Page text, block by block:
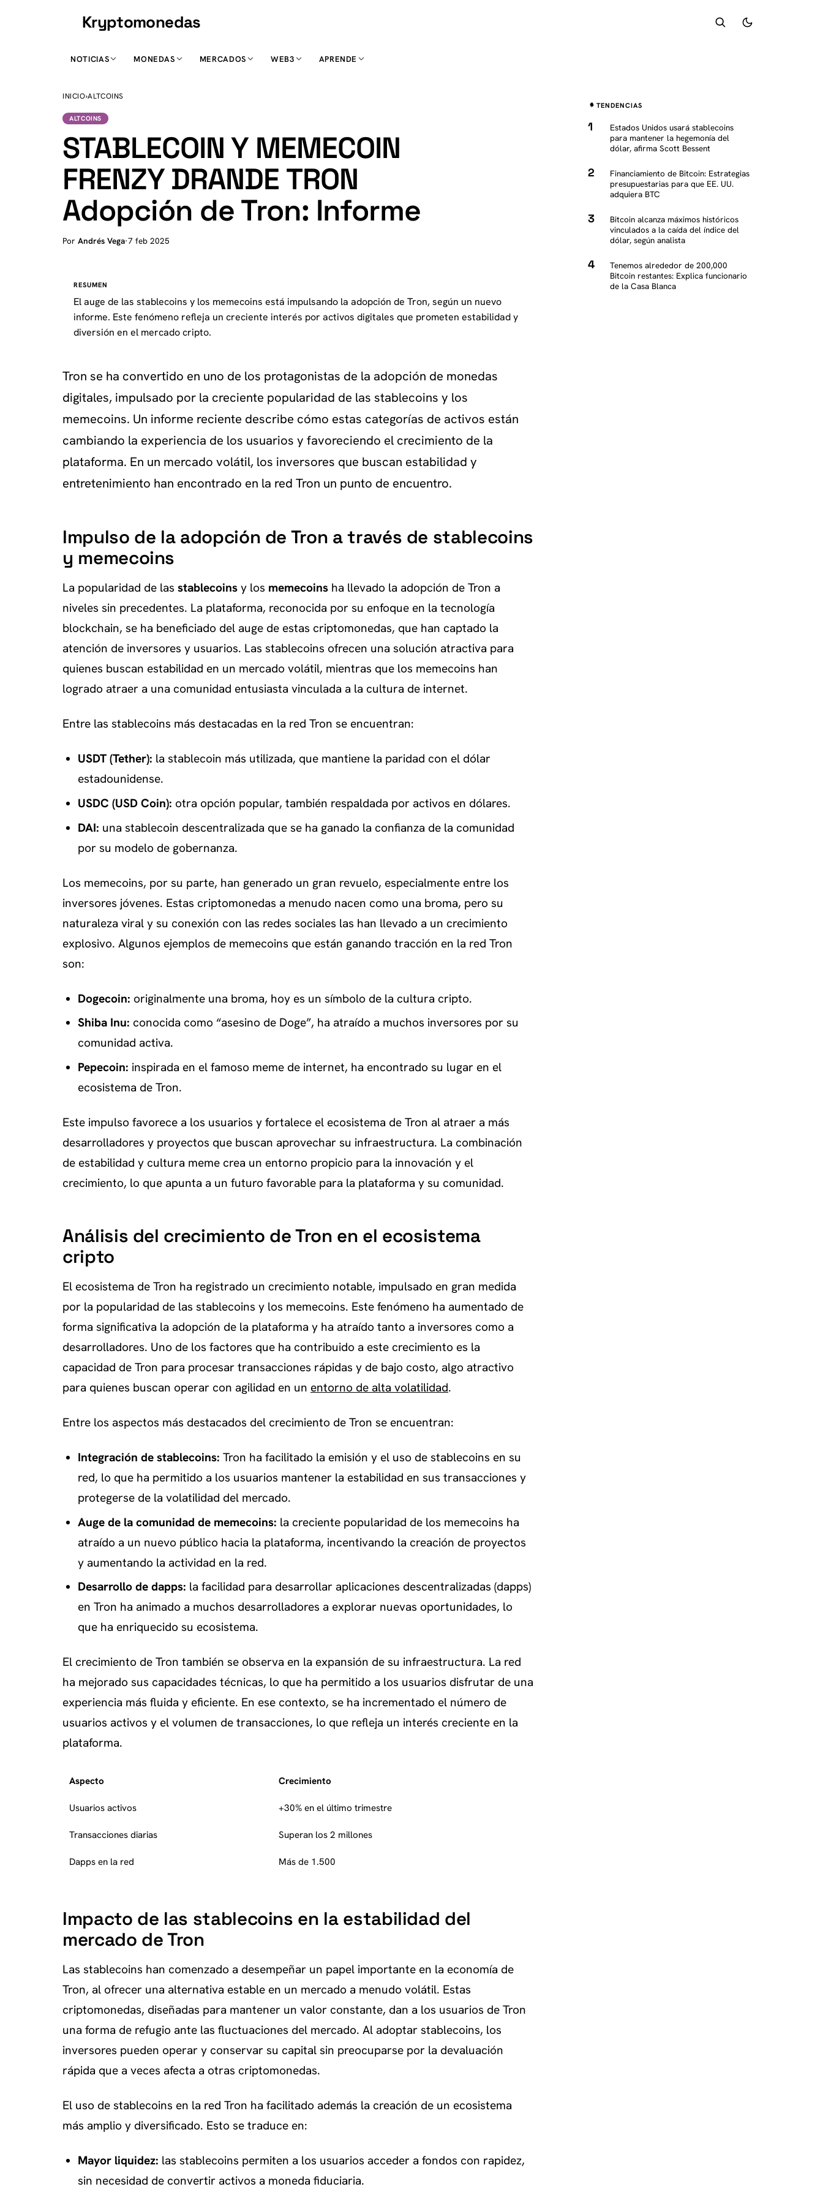
Kryptomonedas
NOTICIAS MONEDAS MERCADOS WEB3 APRENDE
INICIO›ALTCOINS
ALTCOINS
STABLECOIN Y MEMECOIN
FRENZY DRANDE TRON
Adopción de Tron: Informe
Por Andrés Vega·7 feb 2025
RESUMEN
El auge de las stablecoins y los memecoins está impulsando la adopción de Tron, según un nuevo
informe. Este fenómeno refleja un creciente interés por activos digitales que prometen estabilidad y
diversión en el mercado cripto.
Tron se ha convertido en uno de los protagonistas de la adopción de monedas
digitales, impulsado por la creciente popularidad de las stablecoins y los
memecoins. Un informe reciente describe cómo estas categorías de activos están
cambiando la experiencia de los usuarios y favoreciendo el crecimiento de la
plataforma. En un mercado volátil, los inversores que buscan estabilidad y
entretenimiento han encontrado en la red Tron un punto de encuentro.
Impulso de la adopción de Tron a través de stablecoins
y memecoins
La popularidad de las stablecoins y los memecoins ha llevado la adopción de Tron a
niveles sin precedentes. La plataforma, reconocida por su enfoque en la tecnología
blockchain, se ha beneficiado del auge de estas criptomonedas, que han captado la
atención de inversores y usuarios. Las stablecoins ofrecen una solución atractiva para
quienes buscan estabilidad en un mercado volátil, mientras que los memecoins han
logrado atraer a una comunidad entusiasta vinculada a la cultura de internet.
Entre las stablecoins más destacadas en la red Tron se encuentran:
USDT (Tether): la stablecoin más utilizada, que mantiene la paridad con el dólar
estadounidense.
USDC (USD Coin): otra opción popular, también respaldada por activos en dólares.
DAI: una stablecoin descentralizada que se ha ganado la confianza de la comunidad
por su modelo de gobernanza.
Los memecoins, por su parte, han generado un gran revuelo, especialmente entre los
inversores jóvenes. Estas criptomonedas a menudo nacen como una broma, pero su
naturaleza viral y su conexión con las redes sociales las han llevado a un crecimiento
explosivo. Algunos ejemplos de memecoins que están ganando tracción en la red Tron
son:
Dogecoin: originalmente una broma, hoy es un símbolo de la cultura cripto.
Shiba Inu: conocida como “asesino de Doge”, ha atraído a muchos inversores por su
comunidad activa.
Pepecoin: inspirada en el famoso meme de internet, ha encontrado su lugar en el
ecosistema de Tron.
Este impulso favorece a los usuarios y fortalece el ecosistema de Tron al atraer a más
desarrolladores y proyectos que buscan aprovechar su infraestructura. La combinación
de estabilidad y cultura meme crea un entorno propicio para la innovación y el
crecimiento, lo que apunta a un futuro favorable para la plataforma y su comunidad.
Análisis del crecimiento de Tron en el ecosistema
cripto
El ecosistema de Tron ha registrado un crecimiento notable, impulsado en gran medida
por la popularidad de las stablecoins y los memecoins. Este fenómeno ha aumentado de
forma significativa la adopción de la plataforma y ha atraído tanto a inversores como a
desarrolladores. Uno de los factores que ha contribuido a este crecimiento es la
capacidad de Tron para procesar transacciones rápidas y de bajo costo, algo atractivo
para quienes buscan operar con agilidad en un entorno de alta volatilidad.
Entre los aspectos más destacados del crecimiento de Tron se encuentran:
Integración de stablecoins: Tron ha facilitado la emisión y el uso de stablecoins en su
red, lo que ha permitido a los usuarios mantener la estabilidad en sus transacciones y
protegerse de la volatilidad del mercado.
Auge de la comunidad de memecoins: la creciente popularidad de los memecoins ha
atraído a un nuevo público hacia la plataforma, incentivando la creación de proyectos
y aumentando la actividad en la red.
Desarrollo de dapps: la facilidad para desarrollar aplicaciones descentralizadas (dapps)
en Tron ha animado a muchos desarrolladores a explorar nuevas oportunidades, lo
que ha enriquecido su ecosistema.
El crecimiento de Tron también se observa en la expansión de su infraestructura. La red
ha mejorado sus capacidades técnicas, lo que ha permitido a los usuarios disfrutar de una
experiencia más fluida y eficiente. En ese contexto, se ha incrementado el número de
usuarios activos y el volumen de transacciones, lo que refleja un interés creciente en la
plataforma.
Aspecto Crecimiento
Usuarios activos +30% en el último trimestre
Transacciones diarias Superan los 2 millones
Dapps en la red Más de 1.500
Impacto de las stablecoins en la estabilidad del
mercado de Tron
Las stablecoins han comenzado a desempeñar un papel importante en la economía de
Tron, al ofrecer una alternativa estable en un mercado a menudo volátil. Estas
criptomonedas, diseñadas para mantener un valor constante, dan a los usuarios de Tron
una forma de refugio ante las fluctuaciones del mercado. Al adoptar stablecoins, los
inversores pueden operar y conservar su capital sin preocuparse por la devaluación
rápida que a veces afecta a otras criptomonedas.
El uso de stablecoins en la red Tron ha facilitado además la creación de un ecosistema
más amplio y diversificado. Esto se traduce en:
Mayor liquidez: las stablecoins permiten a los usuarios acceder a fondos con rapidez,
sin necesidad de convertir activos a moneda fiduciaria.
TENDENCIAS
Estados Unidos usará stablecoins
para mantener la hegemonía del
dólar, afirma Scott Bessent
Financiamiento de Bitcoin: Estrategias
presupuestarias para que EE. UU.
adquiera BTC
Bitcoin alcanza máximos históricos
vinculados a la caída del índice del
dólar, según analista
Tenemos alrededor de 200,000
Bitcoin restantes: Explica funcionario
de la Casa Blanca